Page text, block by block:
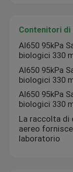
Contenitori
AI650 95kPa
biologici 330
AI650 95kPa
biologici 330
AI650 95kPa
biologici 330
La raccolta
aereo
laboratorio